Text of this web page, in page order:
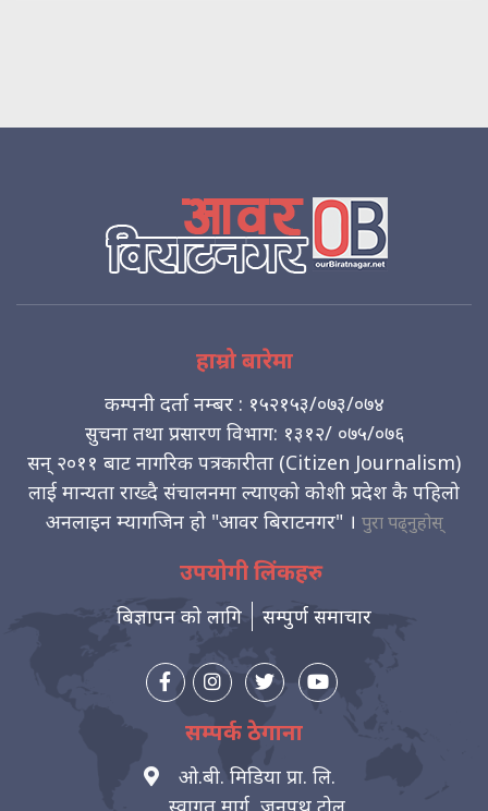
हाम्रो बारेमा
कम्पनी दर्ता नम्बर : १५२१५३/०७३/०७४
सुचना तथा प्रसारण विभाग: १३१२/ ०७५/०७६
सन् २०११ बाट नागरिक पत्रकारीता (Citizen Journalism)
लाई मान्यता राख्दै संचालनमा ल्याएको कोशी प्रदेश कै पहिलो
अनलाइन म्यागजिन हो "आवर बिराटनगर" । पुरा पढ्नुहोस्
उपयोगी लिंकहरु
बिज्ञापन को लागि सम्पुर्ण समाचार
सम्पर्क ठेगाना
ओ.बी. मिडिया प्रा. लि.
स्वागत मार्ग, जनपथ टोल